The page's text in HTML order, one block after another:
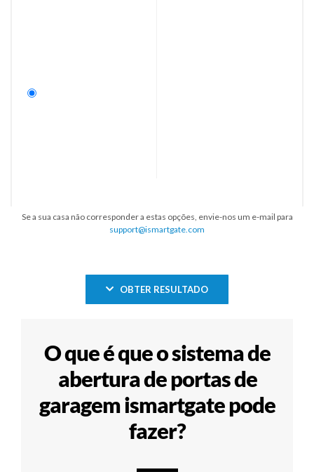
Se a sua casa não corresponder a estas opções, envie-nos um e-mail para
support@ismartgate.com
OBTER RESULTADO
O que é que o sistema de
abertura de portas de
garagem ismartgate pode
fazer?